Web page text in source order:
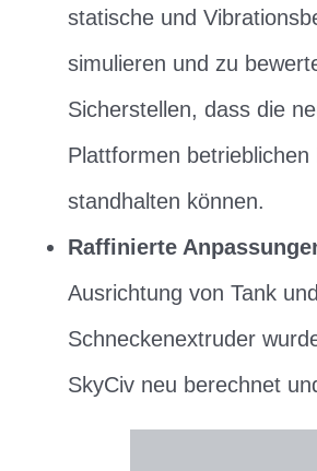
statische und
simulieren und zu
Sicherstellen, dass die
Plattformen betrieblichen
standhalten können.
Raffinierte
Ausrichtung von Tank und
Schneckenextruder
SkyCiv neu berechnet